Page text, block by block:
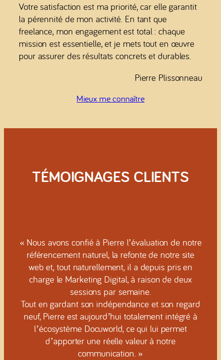
Votre satisfaction est ma priorité, car elle garantit
la pérennité de mon activité. En tant que
freelance, mon engagement est total : chaque
mission est essentielle, et je mets tout en œuvre
pour assurer des résultats concrets et durables.
Pierre Plissonneau
Mieux me connaître
TÉMOIGNAGES CLIENTS
« Nous avons confié à Pierre l’évaluation de notre
référencement naturel, la refonte de notre site
web et, tout naturellement, il a depuis pris en
charge le Marketing Digital, à raison de deux
sessions par semaine.
Tout en gardant son indépendance et son regard
neuf, Pierre est aujourd’hui totalement intégré à
l’écosystème Docuworld, ce qui lui permet
d’apporter une réelle valeur à notre
communication. »